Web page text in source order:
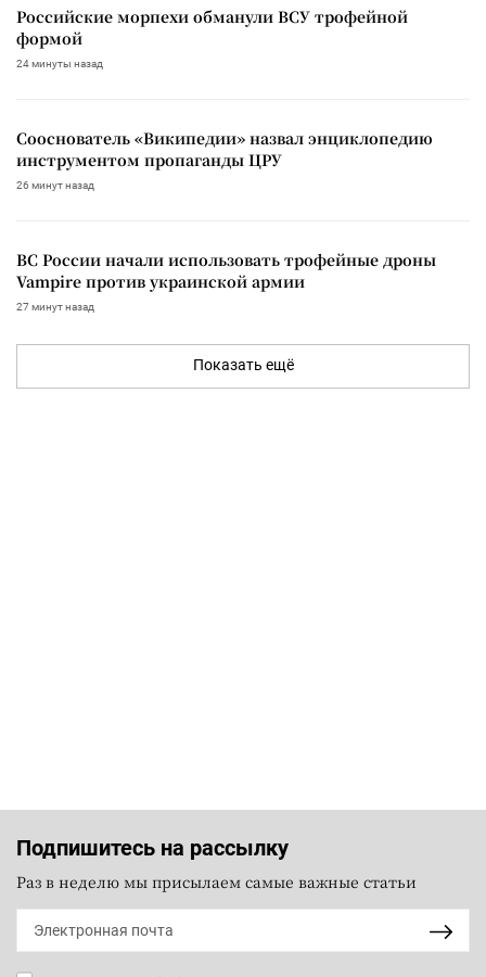
Российские морпехи обманули ВСУ трофейной
формой
24 минуты назад
Сооснователь «Википедии» назвал энциклопедию
инструментом пропаганды ЦРУ
26 минут назад
ВС России начали использовать трофейные дроны
Vampire против украинской армии
27 минут назад
Показать ещё
Подпишитесь на рассылку
Раз в неделю мы присылаем самые важные статьи